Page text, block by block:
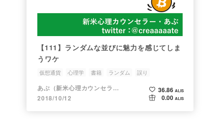
【111】ランダムな並びに魅力を感じてしま
うワケ
仮想通貨 心理学 書籍 ランダム 誤り
あぶ（新米心理カウンセラー）
2018/10/12
36.86 ALIS
0.00 ALIS